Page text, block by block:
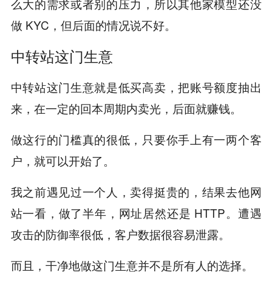
么大的需求或者别的压力，所以其他家模型还没
做 KYC，但后面的情况说不好。
中转站这门生意
中转站这门生意就是低买高卖，把账号额度抽出
来，在一定的回本周期内卖光，后面就赚钱。
做这行的门槛真的很低，只要你手上有一两个客
户，就可以开始了。
我之前遇见过一个人，卖得挺贵的，结果去他网
站一看，做了半年，网址居然还是 HTTP。遭遇
攻击的防御率很低，客户数据很容易泄露。
而且，干净地做这门生意并不是所有人的选择。